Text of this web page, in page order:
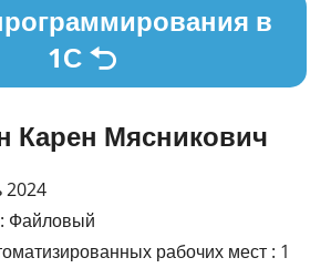
в
1С
Карен Мясникович
2024
Файловый
рабочих мест : 1